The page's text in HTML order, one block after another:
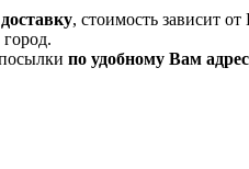
, стоимость зависит
по удобному Вам